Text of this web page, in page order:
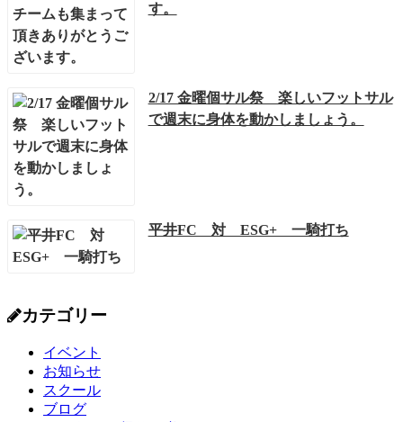
す。
2/17 金曜個サル祭 楽しいフットサル
で週末に身体を動かしましょう。
平井FC 対 ESG+ 一騎打ち
カテゴリー
イベント
お知らせ
スクール
ブログ